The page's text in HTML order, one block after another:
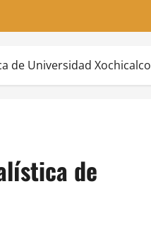
de Universidad Xochicalco
de